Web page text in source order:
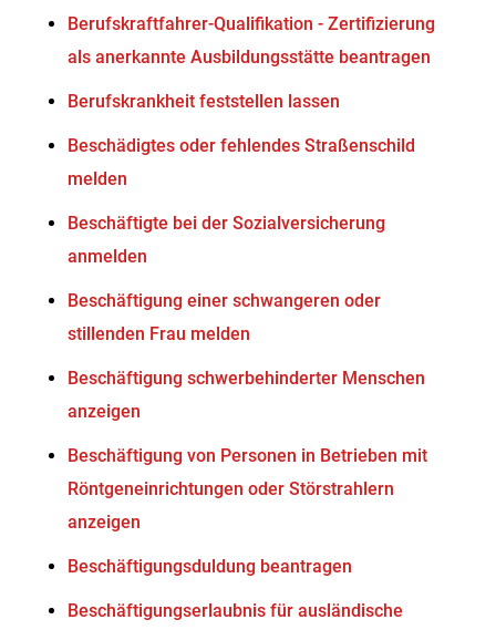
Berufskraftfahrer-Qualifikation - Zertifizierung
als anerkannte Ausbildungsstätte beantragen
Berufskrankheit feststellen lassen
Beschädigtes oder fehlendes Straßenschild
melden
Beschäftigte bei der Sozialversicherung
anmelden
Beschäftigung einer schwangeren oder
stillenden Frau melden
Beschäftigung schwerbehinderter Menschen
anzeigen
Beschäftigung von Personen in Betrieben mit
Röntgeneinrichtungen oder Störstrahlern
anzeigen
Beschäftigungsduldung beantragen
Beschäftigungserlaubnis für ausländische